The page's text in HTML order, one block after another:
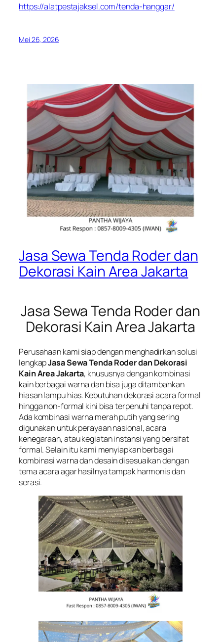
https://alatpestajaksel.com/tenda-hanggar/
Mei 26, 2026
Jasa Sewa Tenda Roder dan
Dekorasi Kain Area Jakarta
Jasa Sewa Tenda Roder dan
Dekorasi Kain Area Jakarta
Perusahaan kami siap dengan menghadirkan solusi
lengkapJasa Sewa Tenda Roder dan Dekorasi
Kain Area Jakarta, khususnya dengan kombinasi
kain berbagai warna dan bisa juga ditambahkan
hiasan lampu hias. Kebutuhan dekorasi acara formal
hingga non-formal kini bisa terpenuhi tanpa repot.
Ada kombinasi warna merah putih yang sering
digunakan untuk perayaan nasional, acara
kenegaraan, atau kegiatan instansi yang bersifat
formal. Selain itu kami menyiapkan berbagai
kombinasi warna dan desain disesuaikan dengan
tema acara agar hasilnya tampak harmonis dan
serasi.